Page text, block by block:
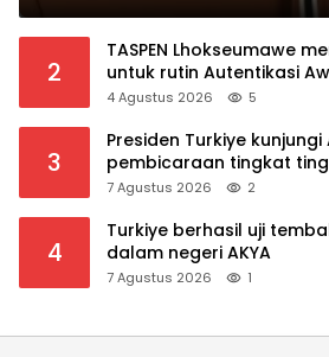
2
TASPEN Lhokseumawe
untuk rutin Autentikasi
Manfaat Pensiun tetap
4 Agustus 2026 5
3
Presiden Turkiye
pembicaraan tingkat
mahkota Saudi dan PM
7 Agustus 2026 2
4
Turkiye berhasil uji
dalam negeri AKYA
7 Agustus 2026 1